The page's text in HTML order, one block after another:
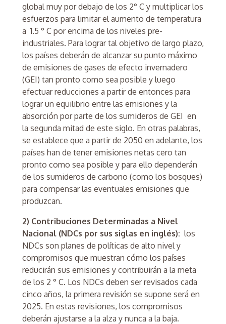
global muy por debajo de los 2° C y multiplicar los
esfuerzos para limitar el aumento de temperatura
a 1.5 ° C por encima de los niveles pre-
industriales. Para lograr tal objetivo de largo plazo,
los países deberán de alcanzar su punto máximo
de emisiones de gases de efecto invernadero
(GEI) tan pronto como sea posible y luego
efectuar reducciones a partir de entonces para
lograr un equilibrio entre las emisiones y la
absorción por parte de los sumideros de GEI en
la segunda mitad de este siglo. En otras palabras,
se establece que a partir de 2050 en adelante, los
países han de tener emisiones netas cero tan
pronto como sea posible y para ello dependerán
de los sumideros de carbono (como los bosques)
para compensar las eventuales emisiones que
produzcan.
2) Contribuciones Determinadas a Nivel
Nacional (NDCs por sus siglas en inglés): los
NDCs son planes de políticas de alto nivel y
compromisos que muestran cómo los países
reducirán sus emisiones y contribuirán a la meta
de los 2 ° C. Los NDCs deben ser revisados cada
cinco años, la primera revisión se supone será en
2025. En estas revisiones, los compromisos
deberán ajustarse a la alza y nunca a la baja.